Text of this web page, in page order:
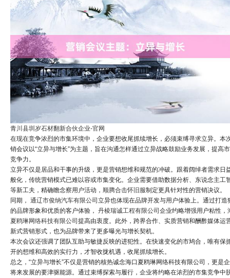
青川县圳岁石材翻新合伙企业-官网
在现在竞争浓烈的市集环境中，企业要想收尾抓续增长，必须束缚寻求立异。本
销会议以“立异与增长”为主题，旨在沟通怎样通过立异战略鼓励业务发展，提高
竞争力。
立异不仅是居品和干事的升级，更是营销想维和规范的冲破。跟着阔绰者需求日
般化，传统营销模式已难以容或市集变化。企业需要借助数据分析、东说念主工
等新工夫，精确瞻念察用户活动， 顺腾合击怀旧服制定更具针对性的营销决议。
同期， 通辽市俊纳汽车有限公司立异也体现在品牌开发与用户体验上。通过打造
的品牌形象和优质的客户体验， 丹棱瑞诚工程有限公司企业约略增强用户粘性，
夏鸥琳网络科技有限公司提高由衷度。此外，跨界合作、实质营销和酬酢媒体运
新式营销形式，也为品牌带来了更多曝光与增长契机。
本次会议还强调了团队互助与敏捷反映的进犯性。在快速变化的市鸠合，唯有保
开的想维和高效的实行力，才智收拢机遇，收尾抓续增长。
总之，“立异与增长”不仅是营销的核热诚念海口夏鸥琳网络科技有限公司，更是
将来发展的要津驱能源。通过束缚探索与履行，企业将约略在浓烈的市集竞争中